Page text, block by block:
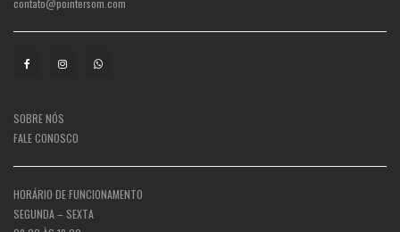
contato@pointersom.com
SOBRE NÓS
FALE CONOSCO
HORÁRIO DE FUNCIONAMENTO
SEGUNDA – SEXTA